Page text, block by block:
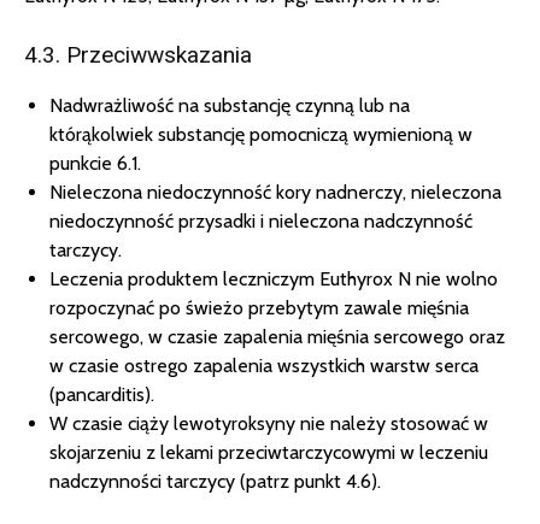
4.3. Przeciwwskazania
Nadwrażliwość na substancję czynną lub na
którąkolwiek substancję pomocniczą wymienioną w
punkcie 6.1.
Nieleczona niedoczynność kory nadnerczy, nieleczona
niedoczynność przysadki i nieleczona nadczynność
tarczycy.
Leczenia produktem leczniczym Euthyrox N nie wolno
rozpoczynać po świeżo przebytym zawale mięśnia
sercowego, w czasie zapalenia mięśnia sercowego oraz
w czasie ostrego zapalenia wszystkich warstw serca
(pancarditis).
W czasie ciąży lewotyroksyny nie należy stosować w
skojarzeniu z lekami przeciwtarczycowymi w leczeniu
nadczynności tarczycy (patrz punkt 4.6).